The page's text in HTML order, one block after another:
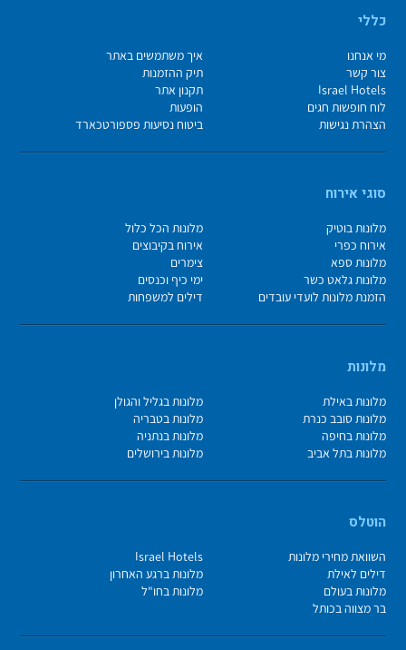
כללי
מי אנחנו
איך משתמשים באתר
צור קשר
תיק ההזמנות
Israel Hotels
תקנון אתר
לוח חופשות חגים
הופעות
הצהרת נגישות
ביטוח נסיעות פספורטכארד
סוגי אירוח
מלונות בוטיק
מלונות הכל כלול
אירוח כפרי
אירוח בקיבוצים
מלונות ספא
צימרים
מלונות גלאט כשר
ימי כיף וכנסים
הזמנת מלונות לועדי עובדים
דילים למשפחות
מלונות
מלונות באילת
מלונות בגליל והגולן
מלונות סובב כנרת
מלונות בטבריה
מלונות בחיפה
מלונות בנתניה
מלונות בתל אביב
מלונות בירושלים
הוטלס
השוואת מחירי מלונות
Israel Hotels
דילים לאילת
מלונות ברגע האחרון
מלונות בעולם
מלונות בחו"ל
בר מצווה בכותל